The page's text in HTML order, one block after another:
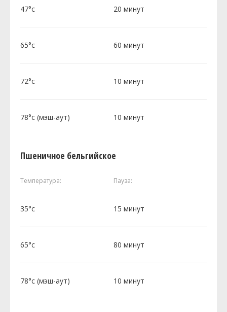
47°c 20 минут
65°c 60 минут
72°c 10 минут
78°c (мэш-аут) 10 минут
Пшеничное бельгийское
Температура: Пауза:
35°c 15 минут
65°c 80 минут
78°c (мэш-аут) 10 минут